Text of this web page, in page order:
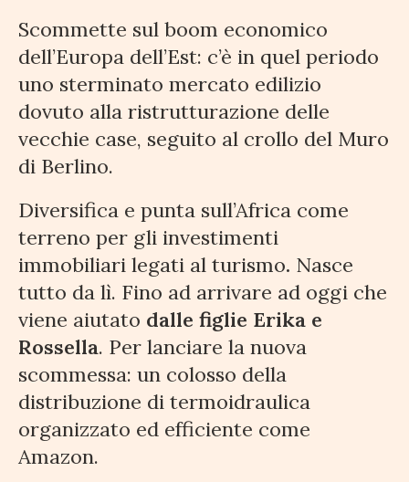
Scommette sul boom economico
dell’Europa dell’Est: c’è in quel periodo
uno sterminato mercato edilizio
dovuto alla ristrutturazione delle
vecchie case, seguito al crollo del Muro
di Berlino.
Diversifica e punta sull’Africa come
terreno per gli investimenti
immobiliari legati al turismo. Nasce
tutto da lì. Fino ad arrivare ad oggi che
viene aiutato dalle figlie Erika e
Rossella. Per lanciare la nuova
scommessa: un colosso della
distribuzione di termoidraulica
organizzato ed efficiente come
Amazon.